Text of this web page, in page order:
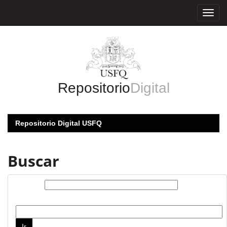
RepositorioDigital
Repositorio Digital USFQ
Buscar